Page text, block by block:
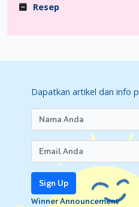
Resep
Dapatkan artikel dan info
Sign Up
Winner Announcement